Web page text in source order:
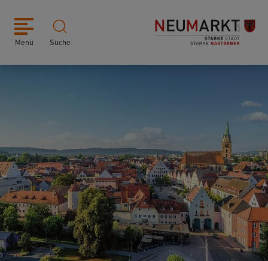
Menü Suche